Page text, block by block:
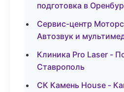
подготовка в
Сервис-центр
Автозвук и
Клиника Pro Laser -
Ставрополь
СК Камень House -